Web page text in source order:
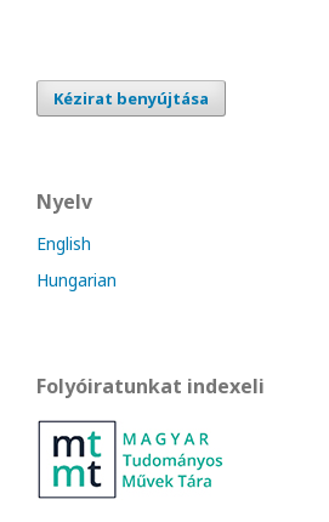
Kézirat benyújtása
Nyelv
English
Hungarian
Folyóiratunkat indexeli